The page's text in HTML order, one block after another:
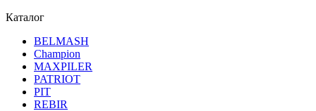
Каталог
BELMASH
Champion
MAXPILER
PATRIOT
PIT
REBIR